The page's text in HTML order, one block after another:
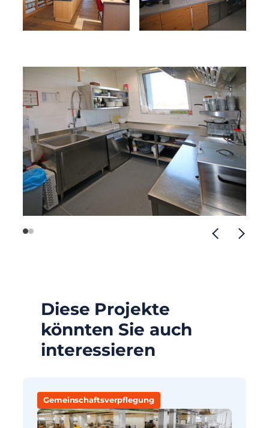
Diese Projekte
könnten Sie auch
interessieren
Gemeinschaftsverpflegung